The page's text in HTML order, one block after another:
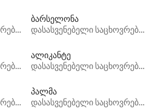
დასასვენებელი საცხოვრებლები
ბარსელონა
დასასვენებელი საცხოვრებლები
დასასვენებელი საცხოვრებლები
ალიკანტე
დასასვენებელი საცხოვრებლები
დასასვენებელი საცხოვრებლები
პალმა
დასასვენებელი საცხოვრებლები